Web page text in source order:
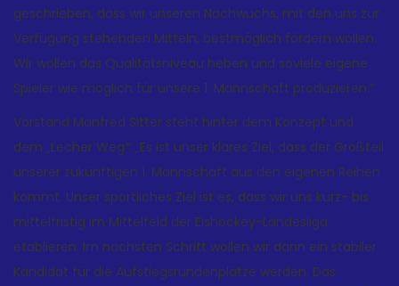
geschrieben, dass wir unseren Nachwuchs, mit den uns zur
Verfügung stehenden Mitteln, bestmöglich fördern wollen.
Wir wollen das Qualitätsniveau heben und soviele eigene
Spieler wie möglich für unsere 1. Mannschaft produzieren.“
Vorstand Manfred Sitter steht hinter dem Konzept und
dem „Lecher Weg“: „Es ist unser klares Ziel, dass der Großteil
unserer zukünftigen 1. Mannschaft aus den eigenen Reihen
kommt. Unser sportliches Ziel ist es, dass wir uns kurz- bis
mittelfristig im Mittelfeld der Eishockey-Landesliga
etablieren. Im nächsten Schritt wollen wir dann ein stabiler
Kandidat für die Aufstiegsrundenplätze werden. Das